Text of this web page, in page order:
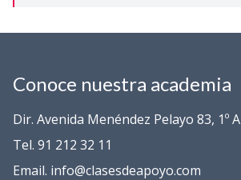
Conoce nuestra academia
Dir. Avenida Menéndez Pelayo 83, 1º A
Tel. 91 212 32 11
Email. info@clasesdeapoyo.com